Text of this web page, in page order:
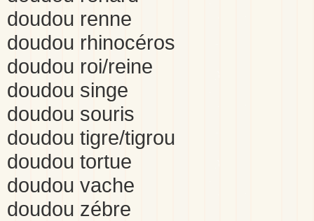
doudou renne
doudou rhinocéros
doudou roi/reine
doudou singe
doudou souris
doudou tigre/tigrou
doudou tortue
doudou vache
doudou zébre